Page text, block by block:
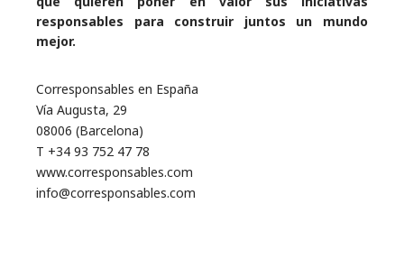
responsables para construir juntos un mundo
mejor.
Corresponsables en España
Vía Augusta, 29
08006 (Barcelona)
T +34 93 752 47 78
www.corresponsables.com
info@corresponsables.com